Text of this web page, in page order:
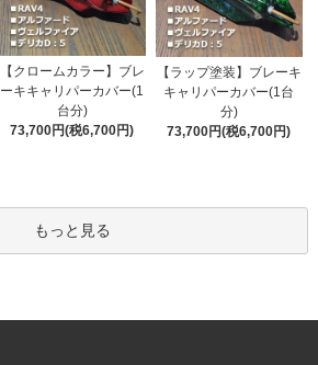
【クロームカラー】ブレ
ーキキャリパーカバー(1
台分)
73,700円(税6,700円)
【ラップ塗装】ブレーキ
キャリパーカバー(1台
分)
73,700円(税6,700円)
もっと見る